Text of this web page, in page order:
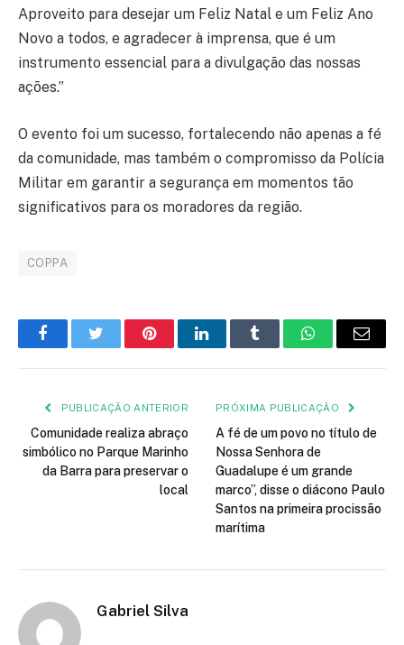
Aproveito para desejar um Feliz Natal e um Feliz Ano
Novo a todos, e agradecer à imprensa, que é um
instrumento essencial para a divulgação das nossas
ações.”
O evento foi um sucesso, fortalecendo não apenas a fé
da comunidade, mas também o compromisso da Polícia
Militar em garantir a segurança em momentos tão
significativos para os moradores da região.
COPPA
FacebookTwitter PinterestLinkedInTumblr WhatsApp
E-
PUBLICAÇÃO ANTERIOR
Comunidade realiza abraço
simbólico no Parque Marinho
da Barra para preservar o
local
PRÓXIMA PUBLICAÇÃO
A fé de um povo no título de
Nossa Senhora de
Guadalupe é um grande
marco”, disse o diácono Paulo
Santos na primeira procissão
marítima
Gabriel Silva